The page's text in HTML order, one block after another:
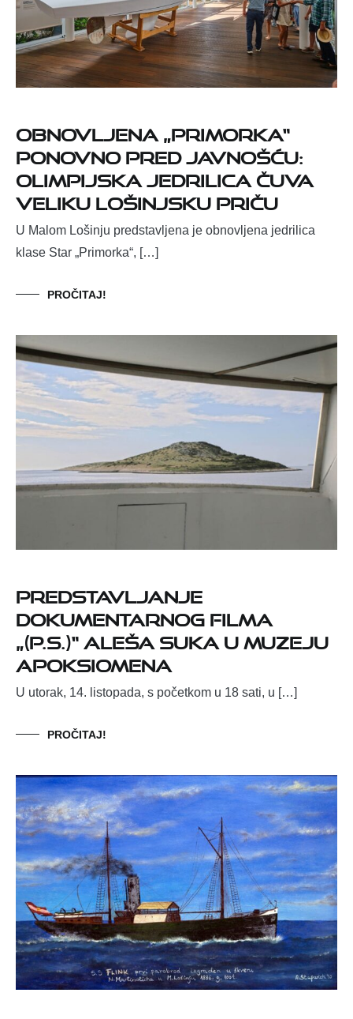
Obnovljena „Primorka“
ponovno pred javnošću:
olimpijska jedrilica čuva
veliku lošinjsku priču
U Malom Lošinju predstavljena je obnovljena jedrilica
klase Star „Primorka“, […]
PROČITAJ!
Predstavljanje
dokumentarnog filma
„(P.S.)“ Aleša Suka u Muzeju
Apoksiomena
U utorak, 14. listopada, s početkom u 18 sati, u […]
PROČITAJ!